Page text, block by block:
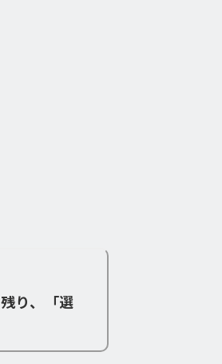
り、「選